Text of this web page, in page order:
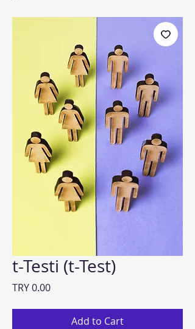
t-Testi (t-Test)
TRY 0.00Price
Add to Cart